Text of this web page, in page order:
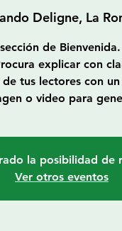
Deligne, La
de
explicar con
tus lectores con
o video para
la posibilidad de
Ver otros eventos